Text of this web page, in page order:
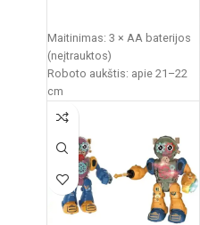
Maitinimas: 3 × AA baterijos
(neįtrauktos)
Roboto aukštis: apie 21–22
cm
9,5 × 28 cm
Pakuotės svoris: 0,6 kg
Medžiaga: plastikas
Rekomenduojamas amžius:
nuo 3 metų